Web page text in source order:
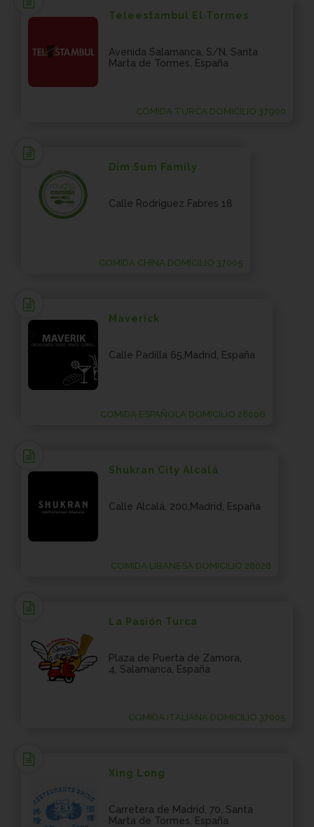
Teleestambul El Tormes
Avenida Salamanca, S/N, Santa
Marta de Tormes, España
COMIDA TURCA DOMICILIO 37900
Dim Sum Family
Calle Rodríguez Fabres 18
COMIDA CHINA DOMICILIO 37005
Maverick
Calle Padilla 65,Madrid, España
COMIDA ESPAÑOLA DOMICILIO 28006
Shukran City Alcalá
Calle Alcalá, 200,Madrid, España
COMIDA LIBANESA DOMICILIO 28028
La Pasión Turca
Plaza de Puerta de Zamora,
4, Salamanca, España
COMIDA ITALIANA DOMICILIO 37005
Xing Long
Carretera de Madrid, 70, Santa
Marta de Tormes, España